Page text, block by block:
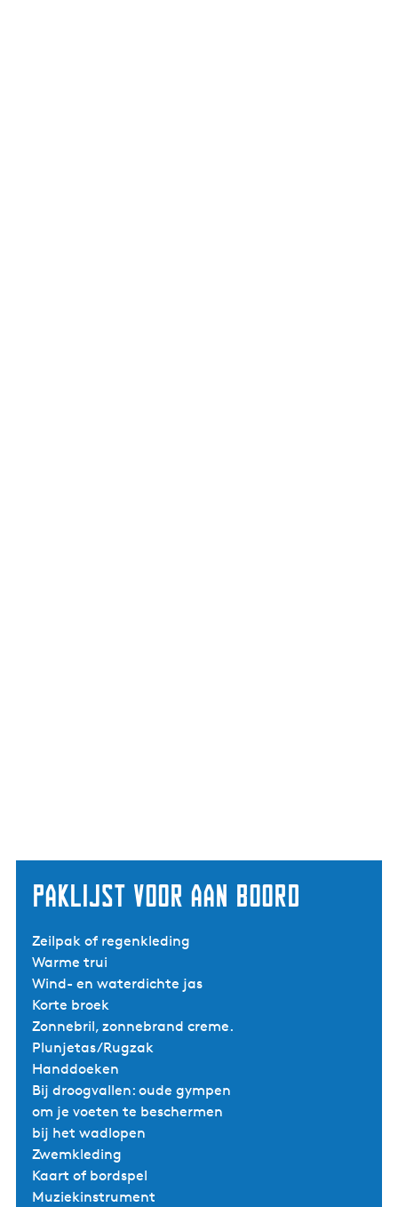
Paklijst voor aan boord
Zeilpak of regenkleding
Warme trui
Wind- en waterdichte jas
Korte broek
Zonnebril, zonnebrand creme.
Plunjetas/Rugzak
Handdoeken
Bij droogvallen: oude gympen
om je voeten te beschermen
bij het wadlopen
Zwemkleding
Kaart of bordspel
Muziekinstrument